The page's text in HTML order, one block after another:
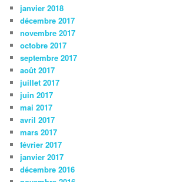
janvier 2018
décembre 2017
novembre 2017
octobre 2017
septembre 2017
août 2017
juillet 2017
juin 2017
mai 2017
avril 2017
mars 2017
février 2017
janvier 2017
décembre 2016